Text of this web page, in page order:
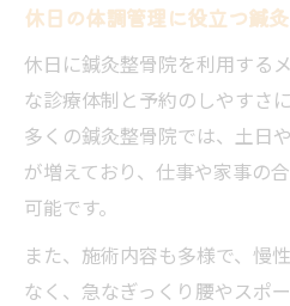
休日も安心して通え
理想の休日を叶え
春町で暮らす人の鍼
鍼灸整骨院通いが休日
鍼灸整骨院通いで
休日の体調管理に役立つ鍼
休日に鍼灸整骨院を利用する
な診療体制と予約のしやすさ
多くの鍼灸整骨院では、土日
が増えており、仕事や家事の
可能です。
また、施術内容も多様で、慢
なく、急なぎっくり腰やスポ